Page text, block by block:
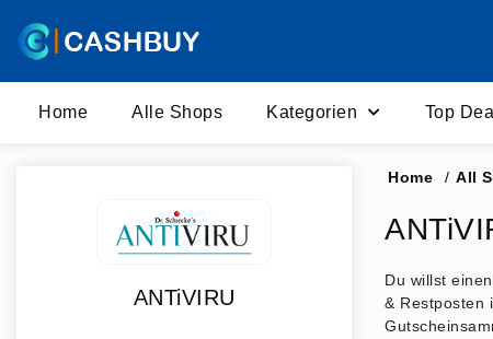
Home Alle Shops Kategorien Top
ANTiVIRU
Home / All
Du willst
& Restposten